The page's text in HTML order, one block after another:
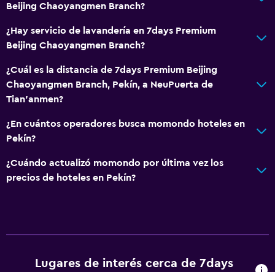
Beijing Chaoyangmen Branch?
¿Hay servicio de lavandería en 7days Premium
Beijing Chaoyangmen Branch?
¿Cuál es la distancia de 7days Premium Beijing
Chaoyangmen Branch, Pekín, a NeuPuerta de
Tian'anmen?
¿En cuántos operadores busca momondo hoteles en
Pekín?
¿Cuándo actualizó momondo por última vez los
precios de hoteles en Pekín?
Lugares de interés cerca de 7days